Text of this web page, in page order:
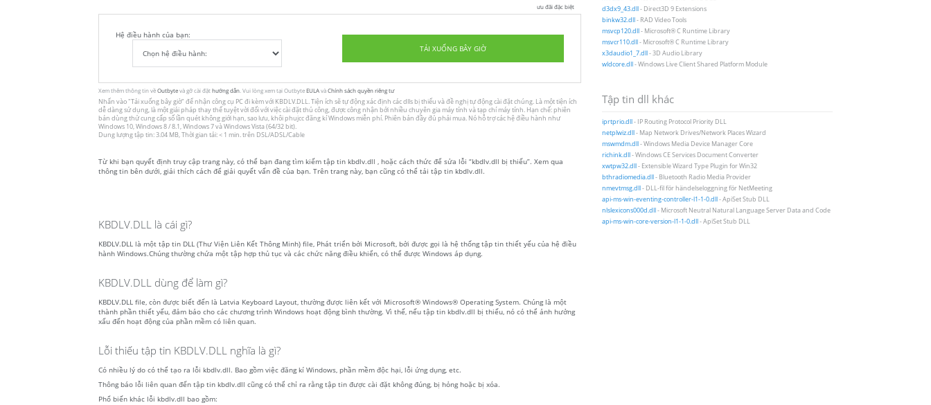
ưu đãi đặc biệt
Hệ điều hành của bạn:
TẢI XUỐNG BÂY GIỜ
Xem thêm thông tin vềOutbytevà gỡ cài đặt hướng dẫn . Vui lòng xem tại OutbyteEULAvàChính sách quyền riêng tư
Nhấn vào"Tải xuống bây giờ" để nhận công cụ PC đi kèm với KBDLV.DLL. Tiện ích sẽ tự động xác định các dlls bị thiếu và đề nghị tự động cài đặt chúng. Là một tiện ích
dễ dàng sử dụng, là một giải pháp thay thế tuyệt vời đối với việc cài đặt thủ công, được công nhận bởi nhiều chuyên gia máy tính và tạp chí máy tính. Hạn chế: phiên
bản dùng thử cung cấp số lần quét không giới hạn, sao lưu, khôi phujcc đăng kí Windows miễn phí. Phiên bản đầy đủ phải mua. Nó hỗ trợ các hệ điều hành như
Windows 10, Windows 8 / 8.1, Windows 7 và Windows Vista (64/32 bit).
Dung lượng tập tin: 3.04 MB, Thời gian tải: < 1 min. trên DSL/ADSL/Cable
Từ khi bạn quyết định truy cập trang này, có thể bạn đang tìm kiếm tập tin kbdlv.dll , hoặc cách thức để sửa lỗi “kbdlv.dll bị thiếu”. Xem qua
thông tin bên dưới, giải thích cách để giải quyết vấn đề của bạn. Trên trang này, bạn cũng có thể tải tập tin kbdlv.dll.
KBDLV.DLL là cái gì?
KBDLV.DLL là một tập tin DLL (Thư Viện Liên Kết Thông Minh) file, Phát triển bởi Microsoft, bởi được gọi là hệ thống tập tin thiết yếu của hệ điều
hành Windows.Chúng thường chứa một tập hợp thủ tục và các chức năng điều khiển, có thể được Windows áp dụng.
KBDLV.DLL dùng để làm gì?
KBDLV.DLL file, còn được biết đến là Latvia Keyboard Layout, thường được liên kết với Microsoft® Windows® Operating System. Chúng là một
thành phần thiết yếu, đảm bảo cho các chương trình Windows hoạt động bình thường. Vì thế, nếu tập tin kbdlv.dll bị thiếu, nó có thể ảnh hưởng
xấu đến hoạt động của phần mềm có liên quan.
Lỗi thiếu tập tin KBDLV.DLL nghĩa là gì?
Có nhiều lý do có thể tạo ra lỗi kbdlv.dll. Bao gồm việc đăng kí Windows, phần mềm độc hại, lỗi ứng dụng, etc.
Thông báo lỗi liên quan đến tập tin kbdlv.dll cũng có thể chỉ ra rằng tập tin được cài đặt không đúng, bị hỏng hoặc bị xóa.
Phổ biến khác lỗi kbdlv.dll bao gồm:
d3dx9_43.dll- Direct3D 9 Extensions
binkw32.dll- RAD Video Tools
msvcp120.dll- Microsoft® C Runtime Library
msvcr110.dll- Microsoft® C Runtime Library
x3daudio1_7.dll- 3D Audio Library
wldcore.dll- Windows Live Client Shared Platform Module
Tập tin dll khác
iprtprio.dll- IP Routing Protocol Priority DLL
netplwiz.dll- Map Network Drives/Network Places Wizard
mswmdm.dll- Windows Media Device Manager Core
richink.dll- Windows CE Services Document Converter
xwtpw32.dll- Extensible Wizard Type Plugin for Win32
bthradiomedia.dll- Bluetooth Radio Media Provider
nmevtmsg.dll- DLL-fil för händelseloggning för NetMeeting
api-ms-win-eventing-controller-l1-1-0.dll- ApiSet Stub DLL
nlslexicons000d.dll- Microsoft Neutral Natural Language Server Data and Code
api-ms-win-core-version-l1-1-0.dll- ApiSet Stub DLL